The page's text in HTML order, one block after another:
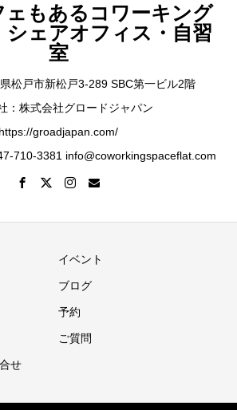
ェもあるコワーキング
シェアオフィス・自習
室
松戸市新松戸3-289 SBC第一ビル2階
：株式会社グロードジャパン
https://groadjapan.com/
710-3381 info@coworkingspaceflat.com
イベント
ブログ
予約
ご質問
せ